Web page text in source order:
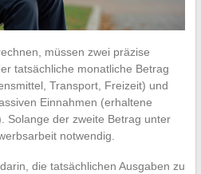
müssen zwei präzise
tatsächliche monatliche Betrag
Transport, Freizeit) und
Einnahmen (erhaltene
Solange der zweite Betrag unter
notwendig.
die tatsächlichen Ausgaben zu